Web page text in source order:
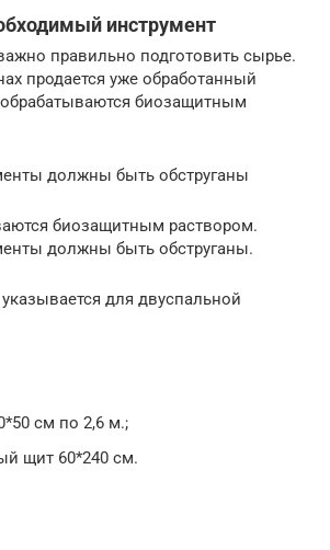
инструмент
правильно подготовить сырье.
продается уже обработанный
обрабатываются биозащитным
должны быть обструганы
биозащитным раствором.
должны быть обструганы.
для двуспальной
см по 2,6 м.;
щит 60*240 см.